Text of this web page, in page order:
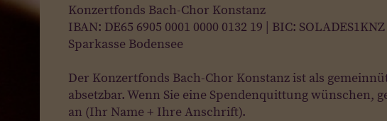
Konzertfonds Bach-Chor Konstanz
IBAN: DE65 6905 0001 0000 0132 19 | BIC: SOLADES1KNZ
Sparkasse Bodensee
Der Konzertfonds Bach-Chor Konstanz ist als
absetzbar. Wenn Sie eine Spendenquittung wünschen,
an (Ihr Name + Ihre Anschrift).